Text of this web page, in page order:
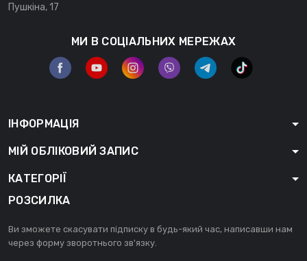
Пушкіна, 17
МИ В СОЦІАЛЬНИХ МЕРЕЖАХ
ІНФОРМАЦІЯ
МІЙ ОБЛІКОВИЙ ЗАПИС
КАТЕГОРІЇ
РОЗСИЛКА
Ви зможете скасувати підписку в будь-який час, написавши нам
через форму зворотнього зв'язку.